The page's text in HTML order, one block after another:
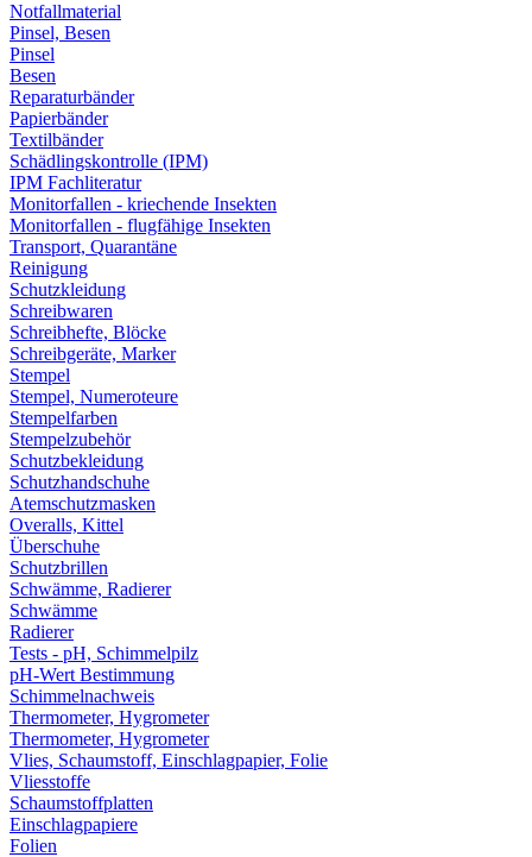
Notfallmaterial
Pinsel, Besen
Pinsel
Besen
Reparaturbänder
Papierbänder
Textilbänder
Schädlingskontrolle (IPM)
IPM Fachliteratur
Monitorfallen - kriechende Insekten
Monitorfallen - flugfähige Insekten
Transport, Quarantäne
Reinigung
Schutzkleidung
Schreibwaren
Schreibhefte, Blöcke
Schreibgeräte, Marker
Stempel
Stempel, Numeroteure
Stempelfarben
Stempelzubehör
Schutzbekleidung
Schutzhandschuhe
Atemschutzmasken
Overalls, Kittel
Überschuhe
Schutzbrillen
Schwämme, Radierer
Schwämme
Radierer
Tests - pH, Schimmelpilz
pH-Wert Bestimmung
Schimmelnachweis
Thermometer, Hygrometer
Thermometer, Hygrometer
Vlies, Schaumstoff, Einschlagpapier, Folie
Vliesstoffe
Schaumstoffplatten
Einschlagpapiere
Folien